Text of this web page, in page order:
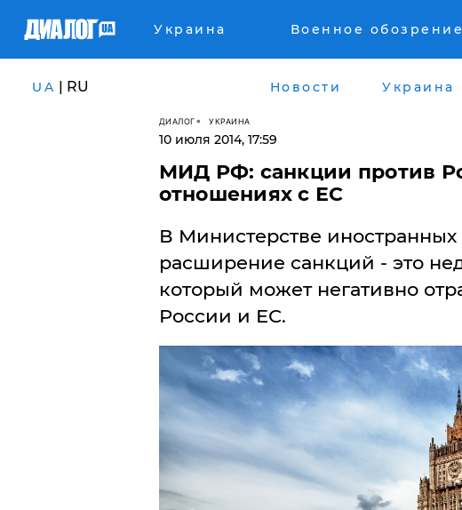
Украина Военное обозрение
UA | RU Новости Украина
ДИАЛОГ УКРАИНА
10 июля 2014, 17:59
МИД РФ: санкции против
отношениях с ЕС
В Министерстве
расширение санкций - это
который может негативно
России и ЕС.